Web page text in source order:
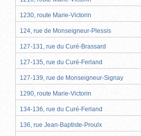
1230, route Marie-Victorin
124, rue de Monseigneur-Plessis
127-131, rue du Curé-Brassard
127-135, rue du Curé-Ferland
127-139, rue de Monseigneur-Signay
1290, route Marie-Victorin
134-136, rue du Curé-Ferland
136, rue Jean-Baptiste-Proulx